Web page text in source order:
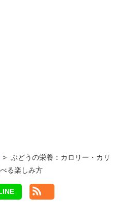
ぶどうの栄養：カロリー・カリ
る楽しみ方